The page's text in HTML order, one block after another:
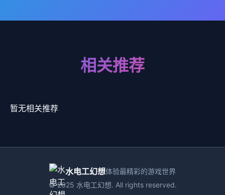
相关推荐
暂无相关推荐
水电工幻想体验最精彩的游戏世界
© 2025 水电工幻想. All rights reserved.